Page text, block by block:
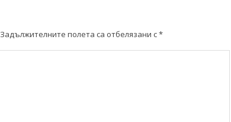
Задължителните полета са отбелязани с*